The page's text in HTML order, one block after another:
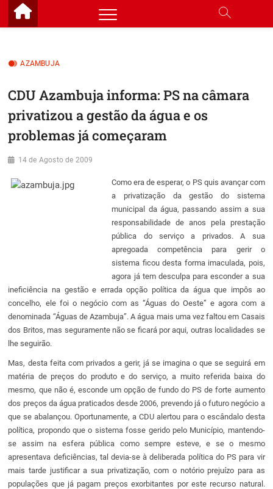
Skip
AZAMBUJA
CDU Azambuja informa: PS na câmara
privatizou a gestão da água e os
problemas já começaram
14 de Agosto de 2009
Como era de esperar, o PS quis avançar com
a privatização da gestão do sistema
municipal da água, passando assim a sua
responsabilidade de anos pela prestação
pública do serviço a privados. A sua
apregoada competência para gerir o
sistema ficou desta forma imaculada, pois,
agora já tem desculpa para esconder a sua
ineficiência na gestão e errada opção política da água que impôs ao
concelho, ele foi o negócio com as “Águas do Oeste” e agora com a
denominada “Águas de Azambuja”. A água mais uma vez faltou em Casais
dos Britos, mas seguramente não se ficará por aqui, outras localidades se
lhe seguirão.
Mas, desta feita com privados a gerir, já se imagina o que se seguirá em
matéria de preços do produto e do serviço, a muito referida baixa do
mesmo, que não é, esconde um opção de fundo do PS de forte aumento
dos preços da água praticados desde 2006, prevendo já o futuro negócio a
que se abalançou. Oportunamente, a CDU alertou para o escândalo desta
política, propondo que o sistema fosse gerido pelo Município, mantendo-
se assim na esfera pública como sempre esteve, e se o mesmo
apresentava deficiências, tal devia-se à deliberada política do PS para vir
mais tarde justificar a sua privatização, com o notório prejuízo para as
populações que já pagam preços exorbitantes por este recurso natural.